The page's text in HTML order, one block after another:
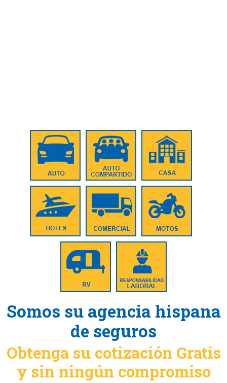
Somos su agencia hispana
de seguros
Obtenga su cotización Gratis
y sin ningún compromiso